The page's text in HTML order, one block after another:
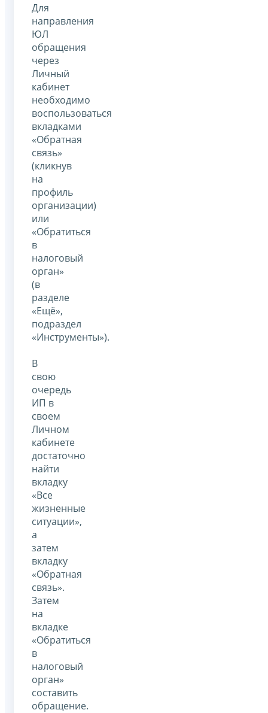
Для
направления
ЮЛ
обращения
через
Личный
кабинет
необходимо
воспользоваться
вкладками
«Обратная
связь»
(кликнув
на
профиль
организации)
или
«Обратиться
в
налоговый
орган»
(в
разделе
«Ещё»,
подраздел
«Инструменты»).
В
свою
очередь
ИП в
своем
Личном
кабинете
достаточно
найти
вкладку
«Все
жизненные
ситуации»,
а
затем
вкладку
«Обратная
связь».
Затем
на
вкладке
«Обратиться
в
налоговый
орган»
составить
обращение.